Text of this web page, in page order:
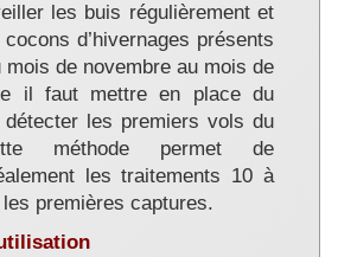
les buis régulièrement et
d’hivernages présents
de novembre au mois de
il faut mettre en place du
détecter les premiers vols du
méthode permet de
les traitements 10 à
premières captures.